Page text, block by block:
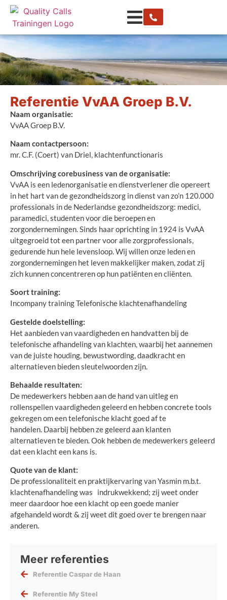
Referentie VvAA Groep B.V.
Naam organisatie:
VvAA Groep B.V.
Naam contactpersoon:
mr. C.F. (Coert) van Driel, klachtenfunctionaris
Omschrijving corebusiness van de organisatie:
VvAA is een ledenorganisatie en dienstverlener die opereert
in het hart van de gezondheidszorg in dienst van zo’n 120.000
professionals in de Nederlandse gezondheidszorg: medici,
paramedici, studenten voor die beroepen en
zorgondernemingen. Sinds haar oprichting in 1924 is VvAA
uitgegroeid tot een partner voor alle zorgprofessionals,
gedurende hun hele levensloop. Wij willen onze leden en
zorgondernemingen het leven makkelijker maken, zodat zij
zich kunnen concentreren op hun patiënten en cliënten.
Soort training:
Incompany training Telefonische klachtenafhandeling
Gestelde doelstelling:
Het aanbieden van vaardigheden en handvatten bij de
telefonische afhandeling van klachten, waarbij het aannemen
van de juiste houding, bewustwording, daadkracht en
alternatieven bieden sleutelwoorden zijn.
Behaalde resultaten:
De medewerkers hebben aan de hand van uitleg en
rollenspellen vaardigheden geleerd en hebben concrete tools
gekregen om een telefonische klacht goed af te
handelen. Daarbij hebben ze geleerd aan klanten
alternatieven te bieden. Ook hebben de medewerkers geleerd
dat een klacht een kans is.
Quote van de klant:
De professionaliteit en praktijkervaring van Yasmin m.b.t.
klachtenafhandeling was indrukwekkend; zij weet onder
meer daardoor hoe een klacht op een goede manier
afgehandeld wordt & zij weet dit goed over te brengen naar
anderen.
Meer referenties
Referentie Caspar de Haan
Referentie My Steel